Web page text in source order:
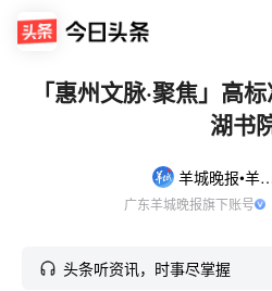
「惠州文脉·聚焦」高
湖书
羊城晚报•
广东羊城晚报旗下账号
头条听资讯，时事尽掌握